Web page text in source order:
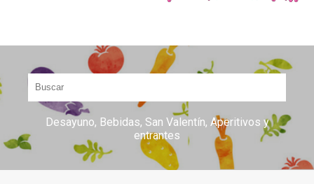
Desayuno Bebidas San Valentín Aperitivos y
entrantes